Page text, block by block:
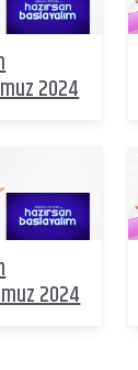
2024
2024